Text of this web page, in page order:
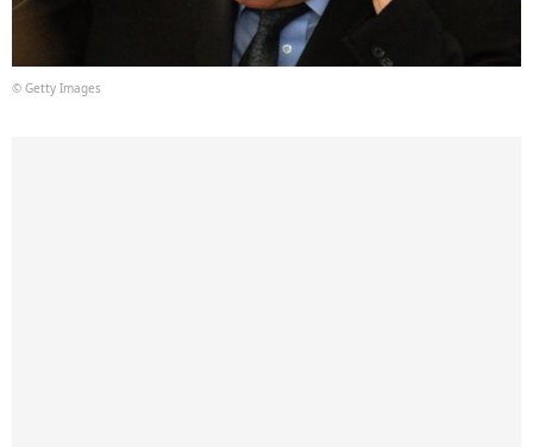
© Getty Images